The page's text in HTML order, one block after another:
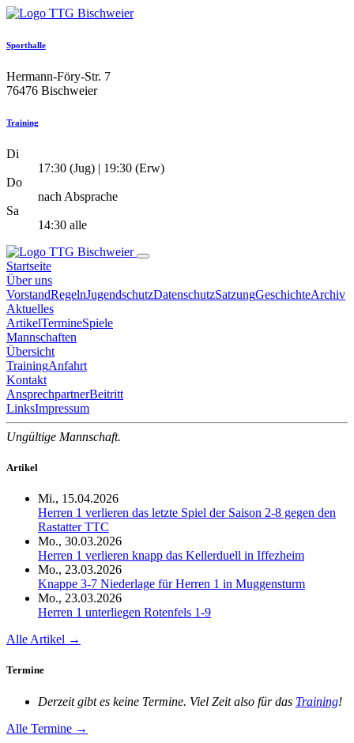
Sporthalle
Hermann-Föry-Str. 7
76476 Bischweier
Training
Di
17:30 (Jug) | 19:30 (Erw)
Do
nach Absprache
Sa
14:30 alle
Startseite
Über uns
VorstandRegelnJugendschutzDatenschutzSatzungGeschichteArchiv
Aktuelles
ArtikelTermineSpiele
Mannschaften
Übersicht
TrainingAnfahrt
Kontakt
AnsprechpartnerBeitritt
LinksImpressum
Ungültige Mannschaft.
Artikel
Mi., 15.04.2026
Herren 1 verlieren das letzte Spiel der Saison 2-8 gegen den
Rastatter TTC
Mo., 30.03.2026
Herren 1 verlieren knapp das Kellerduell in Iffezheim
Mo., 23.03.2026
Knappe 3-7 Niederlage für Herren 1 in Muggensturm
Mo., 23.03.2026
Herren 1 unterliegen Rotenfels 1-9
Alle Artikel →
Termine
Derzeit gibt es keine Termine. Viel Zeit also für das Training!
Alle Termine →